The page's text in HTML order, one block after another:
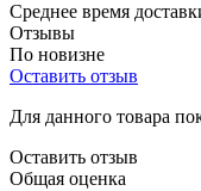
Среднее время
Отзывы
По новизне
Оставить отзыв
Для данного товара
Оставить отзыв
Общая оценка